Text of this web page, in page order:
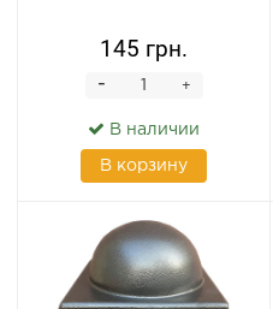
145 грн.
+
-
В наличии
В корзину